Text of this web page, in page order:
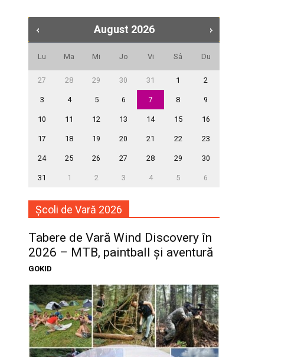
August 2026
Lu Ma Mi Jo Vi Sâ Du
27 28 29 30 31 1 2
3 4 5 6 7 8 9
10 11 12 13 14 15 16
17 18 19 20 21 22 23
24 25 26 27 28 29 30
31 1 2 3 4 5 6
Școli de Vară 2026
Tabere de Vară Wind Discovery în
2026 – MTB, paintball și aventură
GOKID